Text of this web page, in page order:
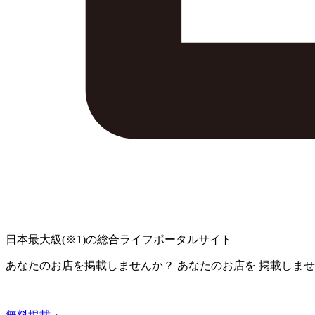
日本最大級(※1)の総合ライフポータルサイト
あなたのお店を掲載しませんか？ あなたのお店を 掲載しま